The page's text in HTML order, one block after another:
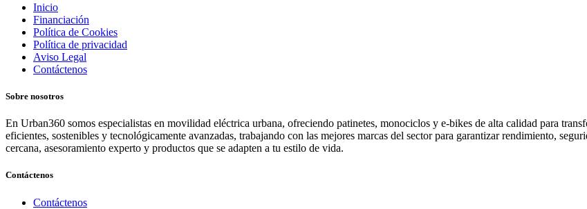
Inicio
Financiación
Política de Cookies
Política de privacidad
Aviso Legal
Contáctenos
Sobre nosotros
En Urban360 somos especialistas en movilidad eléctrica urbana, ofreciendo patinetes, monociclos y e-bikes de alta calidad para
eficientes, sostenibles y tecnológicamente avanzadas, trabajando con las mejores marcas del sector para garantizar rendimiento,
cercana, asesoramiento experto y productos que se adapten a tu estilo de vida.
Contáctenos
Contáctenos